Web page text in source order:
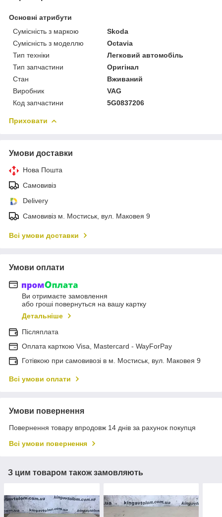
Основні атрибути
Сумісність з маркою
Skoda
Сумісність з моделлю
Octavia
Тип техніки
Легковий автомобіль
Тип запчастини
Оригінал
Стан
Вживаний
Виробник
VAG
Код запчастини
5G0837206
Приховати
Умови доставки
Нова Пошта
Самовивіз
Delivery
Самовивіз м. Мостиськ, вул. Маковея 9
Всі умови доставки
Умови оплати
Ви отримаєте замовлення
або гроші повернуться на вашу картку
Детальніше
Післяплата
Оплата карткою Visa, Mastercard - WayForPay
Готівкою при самовивозі в м. Мостиськ, вул. Маковея 9
Всі умови оплати
Умови повернення
Повернення товару впродовж 14 днів за рахунок покупця
Всі умови повернення
З цим товаром також замовляють